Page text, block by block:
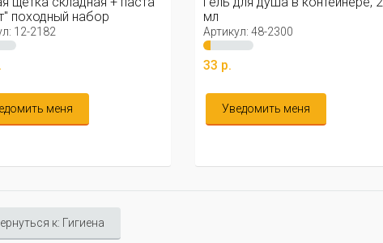
48-2300
меня
Артикул: 48-2302
15 р.
Уведомить меня
к: Гигиена